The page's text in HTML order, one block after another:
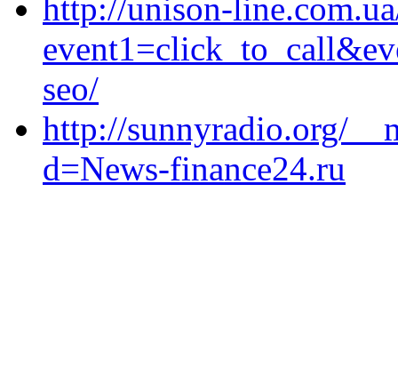
http://unison-
seo/
http://sunnyradio.org/
d=News-finance24.ru